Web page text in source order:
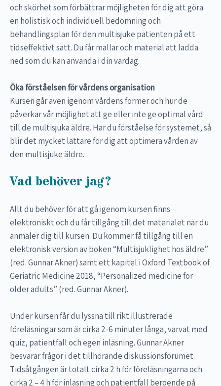
och skörhet som förbättrar möjligheten för dig att göra
en holistisk och individuell bedömning och
behandlingsplan för den multisjuke patienten på ett
tidseffektivt sätt. Du får mallar och material att ladda
ned som du kan använda i din vardag.
Öka förståelsen för vårdens organisation
Kursen går även igenom vårdens former och hur de
påverkar vår möjlighet att ge eller inte ge optimal vård
till de multisjuka äldre. Har du förståelse för systemet, så
blir det mycket lättare för dig att optimera vården av
den multisjuke äldre.
Vad behöver jag?
Allt du behöver för att gå igenom kursen finns
elektroniskt och du får tillgång till det materialet när du
anmäler dig till kursen. Du kommer få tillgång till en
elektronisk version av boken “Multisjuklighet hos äldre”
(red. Gunnar Akner) samt ett kapitel i Oxford Textbook of
Geriatric Medicine 2018, “Personalized medicine for
older adults” (red. Gunnar Akner).
Under kursen får du lyssna till rikt illustrerade
föreläsningar som är cirka 2-6 minuter långa, varvat med
quiz, patientfall och egen inläsning. Gunnar Akner
besvarar frågor i det tillhörande diskussionsforumet.
Tidsåtgången är totalt cirka 2 h för föreläsningarna och
cirka 2 – 4 h för inläsning och patientfall beroende på